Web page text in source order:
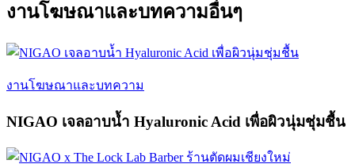
งานโฆษณาและบทความอื่นๆ
งานโฆษณาและบทความ
NIGAO เจลอาบน้ำ Hyaluronic Acid เพื่อผิวนุ่มชุ่มชื้น